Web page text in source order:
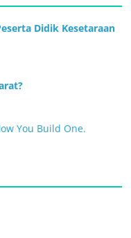
Didik Kesetaraan
You Build One.